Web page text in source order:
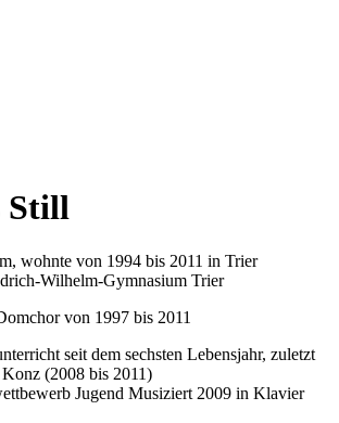
Still
wohnte von 1994 bis 2011 in Trier
Wilhelm-Gymnasium Trier
von 1997 bis 2011
seit dem sechsten Lebensjahr, zuletzt
(2008 bis 2011)
Jugend Musiziert 2009 in Klavier